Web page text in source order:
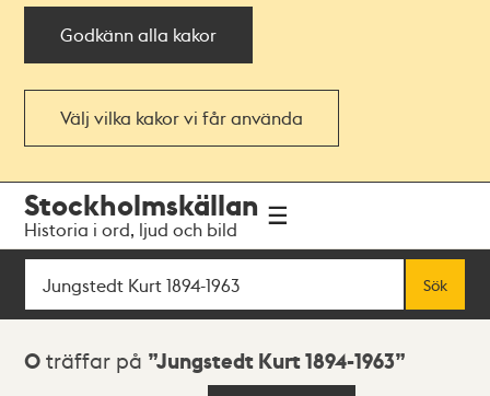
Godkänn alla kakor
Välj vilka kakor vi får använda
navigationen
huvudinnehållet
Stockholmskällan
Historia i ord, ljud och bild
Sök
Sök
Sökresultat
0 träffar på Jungstedt Kurt 1894-1963